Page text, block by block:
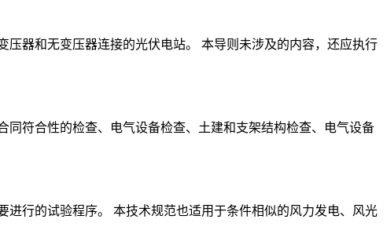
器和无变压器连接的光伏电站。 本导则未涉及的内容，还应执行
符合性的检查、电气设备检查、土建和支架结构检查、电气设备
行的试验程序。 本技术规范也适用于条件相似的风力发电、风光